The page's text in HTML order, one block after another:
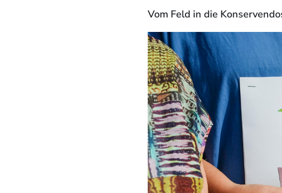
Vom Feld in die